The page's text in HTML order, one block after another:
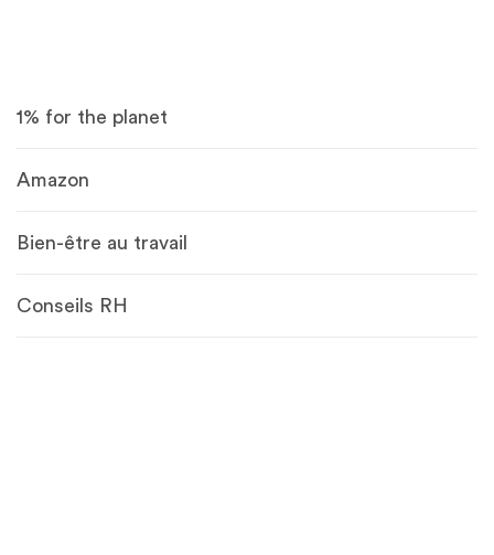
1% for the planet
Amazon
Bien-être au travail
Conseils RH